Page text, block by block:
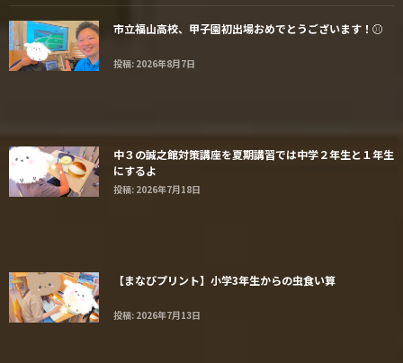
市立福山高校、甲子園初出場おめでとうございます！⚾️
投稿: 2026年8月7日
中３の誠之館対策講座を夏期講習では中学２年生と１年生
にするよ
投稿: 2026年7月18日
【まなびプリント】小学3年生からの虫食い算
投稿: 2026年7月13日